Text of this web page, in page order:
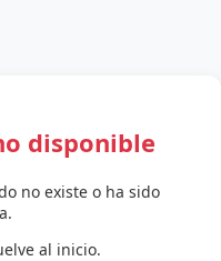
disponible
no existe o ha sido
al inicio.